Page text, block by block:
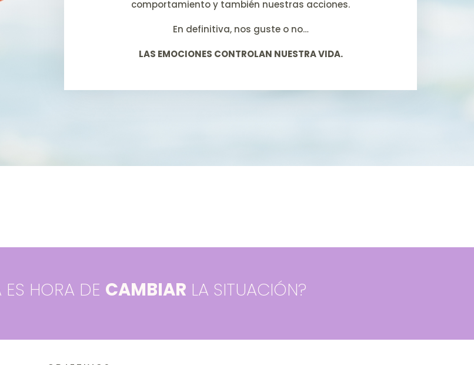
comportamiento y también nuestras acciones.
En definitiva, nos guste o no…
LAS EMOCIONES CONTROLAN NUESTRA VIDA.
HORA DE CAMBIAR LA SITUACIÓN?